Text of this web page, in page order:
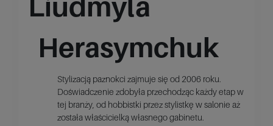
Herasymchuk
Stylizacją paznokci zajmuje się od 2006 roku.
Doświadczenie zdobyła przechodząc każdy etap w
tej branży, od hobbistki przez stylistkę w salonie aż
została właścicielką własnego gabinetu.